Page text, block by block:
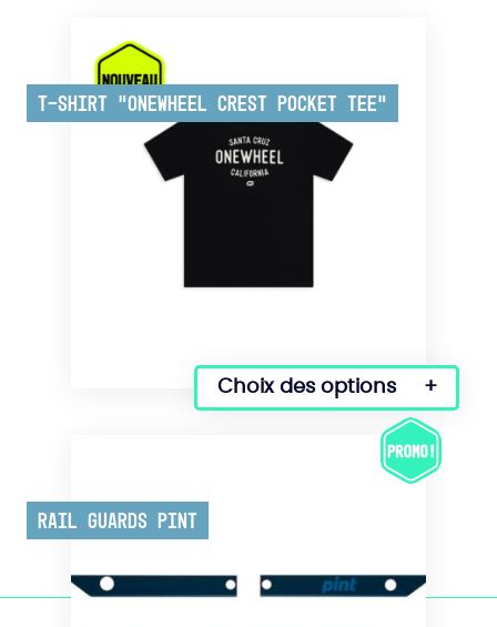
T-shirt “Onewheel Crest Pocket Tee”
Choix des options
être
Rail Guards Pint